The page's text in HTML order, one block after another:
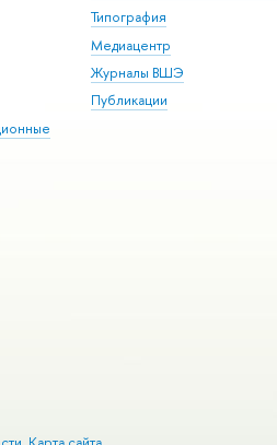
Типография
Медиацентр
Журналы ВШЭ
Публикации